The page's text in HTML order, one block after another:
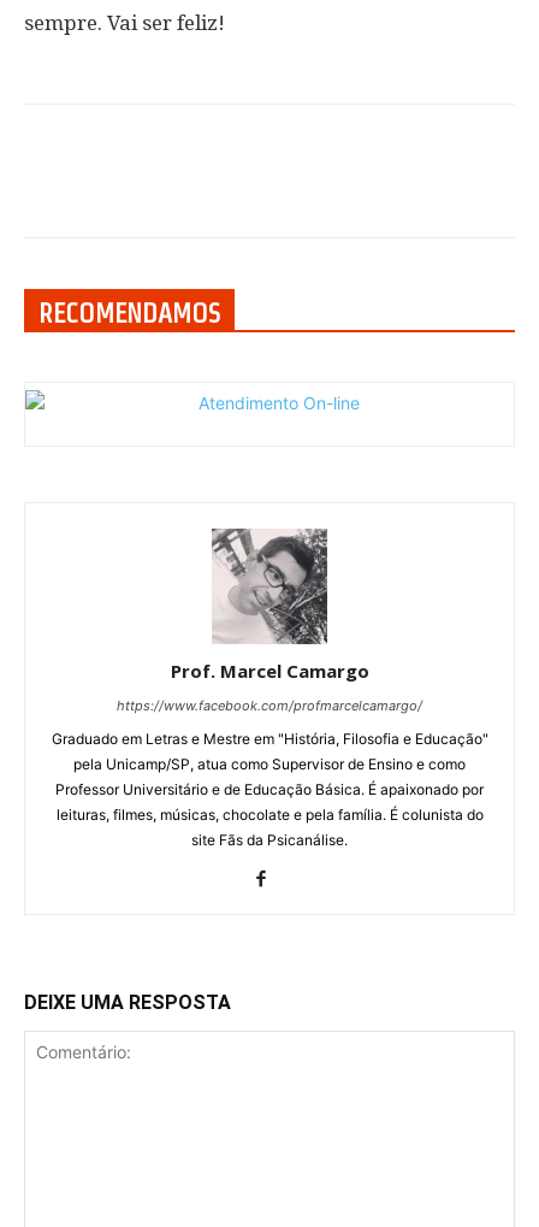
sempre. Vai ser feliz!
RECOMENDAMOS
Prof. Marcel Camargo
https://www.facebook.com/profmarcelcamargo/
Graduado em Letras e Mestre em "História, Filosofia e Educação"
pela Unicamp/SP, atua como Supervisor de Ensino e como
Professor Universitário e de Educação Básica. É apaixonado por
leituras, filmes, músicas, chocolate e pela família. É colunista do
site Fãs da Psicanálise.
DEIXE UMA RESPOSTA